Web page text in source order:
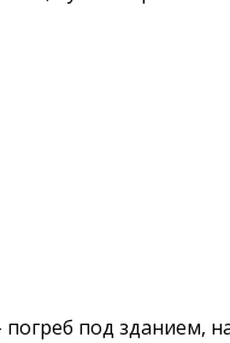
под зданием,